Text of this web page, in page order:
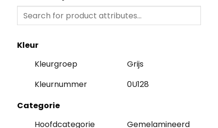
Kleur
Kleurgroep
Grijs
Kleurnummer
0U128
Categorie
Hoofdcategorie
Gemelamineerd